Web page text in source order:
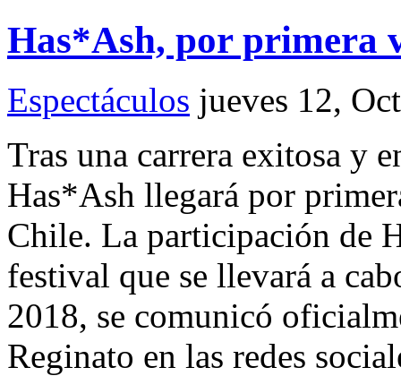
Has*Ash, por primera
Espectáculos jueves 12,
Tras una carrera exitosa y
Has*Ash llegará por
Chile. La participación de
festival que se llevará a
2018, se comunicó
Reginato en las redes